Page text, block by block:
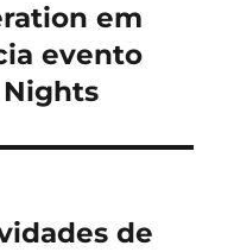
em
evento
de